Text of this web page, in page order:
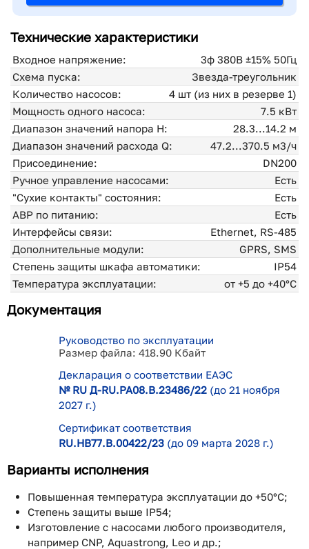
Технические характеристики
Входное напряжение:
3ф 380В ±15% 50Гц
Схема пуска:
Звезда-треугольник
Количество насосов:
4 шт (из них в резерве 1)
Мощность одного насоса:
7.5 кВт
Диапазон значений напора H:
28.3...14.2 м
Диапазон значений расхода Q:
47.2...370.5 м3/ч
Присоединение:
DN200
Ручное управление насосами:
Есть
"Сухие контакты" состояния:
Есть
АВР по питанию:
Есть
Интерфейсы связи:
Ethernet, RS-485
Дополнительные модули:
GPRS, SMS
Степень защиты шкафа автоматики:
IP54
Температура эксплуатации:
от +5 до +40°С
Документация
Руководство по эксплуатации
Размер файла: 418.90 Кбайт
Декларация о соответствии ЕАЭС
№ RU Д-RU.РА08.В.23486/22 (до 21 ноября
2027 г.)
Сертификат соответствия
RU.НВ77.В.00422/23 (до 09 марта 2028 г.)
Варианты исполнения
Повышенная температура эксплуатации до +50°С;
Степень защиты выше IP54;
Изготовление с насосами любого производителя,
например CNP, Aquastrong, Leo и др.;